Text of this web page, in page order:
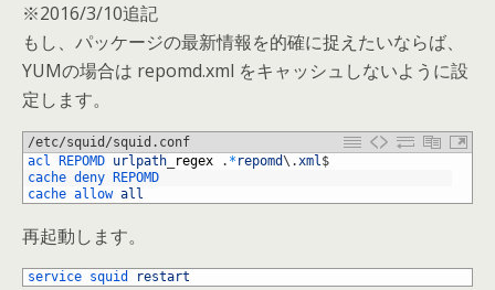
※2016/3/10追記
もし、パッケージの最新情報を的確に捉えたいならば、
YUMの場合は repomd.xml をキャッシュしないように設
定します。
/etc/squid/squid.conf
acl REPOMD urlpath regex . * repomd\ .xml$
cache deny
REPOMD
cache allow all
再起動します。
service squid restart